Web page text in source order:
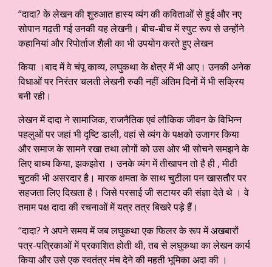
“दादा? के लेखन की शुरुआत हास्य व्यंग की कविताओं से हुई और नए
सोपान गढ़ती गई उनकी यह लेखनी। बीच-बीच में स्पुट रूप से उन्होंने
कहानियां और रिपोर्ताज शैली का भी उपयोग करते हुए लेखन
किया ।बाद में वे चंपू काव्य, लघुकथा के क्षेत्र में भी आए। उनकी अनेक
विधाओं पर निरंतर चलती लेखनी रुकी नहीं अंतिम दिनों में भी सक्रिय
बनी रही।
लेखन में दादा ने सामाजिक, राजनैतिक एवं लौकिक जीवन के विभिन्न
पहलुओं पर जहां भी दृष्टि डाली, वहां से व्यंग के पक्षको उजागर किया
और समाज के सामने रखा तथा लोगों को उस ओर भी सोचने समझने के
लिए बाध्य किया, झकझोरा । उनके व्यंग में तीखापन तो है ही , मीठी
चुटकी भी असरदार है। मारक क्षमता के साथ चुटीला पन खासतौर पर
सहजता लिए दिखता है। जिसे परसाई जी सटायर की संज्ञा देते थे । वे
तमाम पक्ष दादा की रचनाओं में यत्र तत्र बिखरे पड़े हैं।
“दादा? ने अपने समय में जब लघुकथा एक फिलर के रूप में अखबारों
पत्र-पत्रिकाओं में प्रकाशित होती थी, तब से लघुकथा का लेखन कार्य
किया और उसे एक स्वतंत्र मंच देने की महती भूमिका अदा की ।